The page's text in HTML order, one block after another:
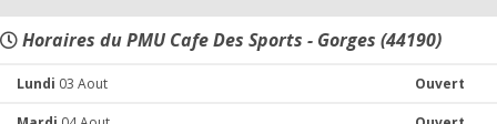
Horaires du PMU Cafe Des Sports - Gorges (44190)
Lundi 03 Aout Ouvert